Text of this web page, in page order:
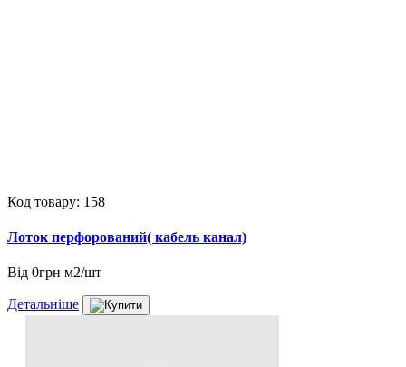
Код товару: 158
Лоток перфорований( кабель канал)
Від 0грн м2/шт
Детальніше